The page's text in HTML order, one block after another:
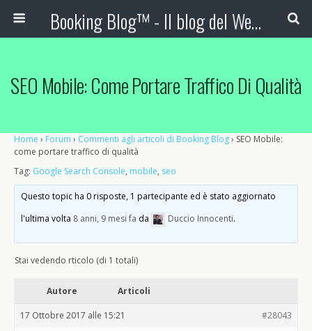
Booking Blog™ - Il blog del Web Marketing Turistico
SEO Mobile: Come Portare Traffico Di Qualità
Home › Forum › Commenti agli articoli di Booking Blog› SEO Mobile:
come portare traffico di qualità
Tag: Google Search Console, mobile, seo
Questo topic ha 0 risposte, 1 partecipante ed è stato aggiornato
l'ultima volta 8 anni, 9 mesi fa da Duccio Innocenti.
Stai vedendo rticolo (di 1 totali)
Autore Articoli
17 Ottobre 2017 alle 15:21 #28043